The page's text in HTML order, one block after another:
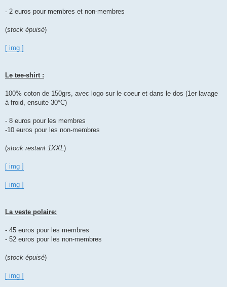
- 2 euros pour membres et non-membres
(stock épuisé)
[ img ]
Le tee-shirt :
100% coton de 150grs, avec logo sur le coeur et dans le dos (1er lavage
à froid, ensuite 30°C)
- 8 euros pour les membres
-10 euros pour les non-membres
(stock restant 1XXL )
[ img ]
[ img ]
La veste polaire:
- 45 euros pour les membres
- 52 euros pour les non-membres
(stock épuisé)
[ img ]